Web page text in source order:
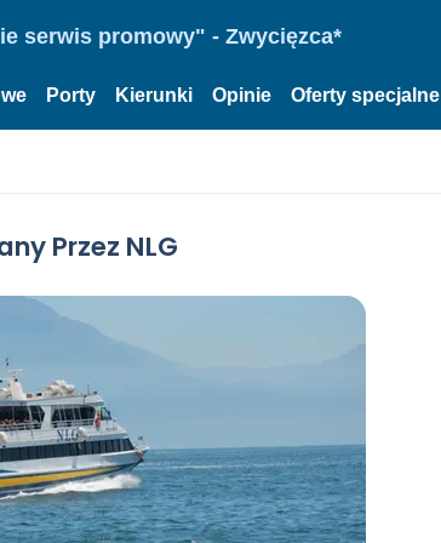
serwis promowy" - Zwycięzca*
Porty Kierunki Opinie Oferty specjalne
Przez NLG